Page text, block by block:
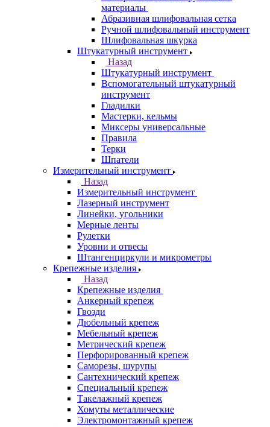
материалы
Абразивная шлифовальная сетка
Ручной шлифовальный инструмент
Шлифовальная шкурка
Штукатурный инструмент
Назад
Штукатурный инструмент
Вспомогательный штукатурный
инструмент
Гладилки
Мастерки, кельмы
Миксеры универсальные
Правила
Терки
Шпатели
Измерительный инструмент
Назад
Измерительный инструмент
Лазерный инструмент
Линейки, угольники
Мерные ленты
Рулетки
Уровни и отвесы
Штангенциркули и микрометры
Крепежные изделия
Назад
Крепежные изделия
Анкерный крепеж
Гвозди
Дюбельный крепеж
Мебельный крепеж
Метрический крепеж
Перфорированный крепеж
Саморезы, шурупы
Сантехнический крепеж
Специальный крепеж
Такелажный крепеж
Хомуты металлические
Электромонтажный крепеж